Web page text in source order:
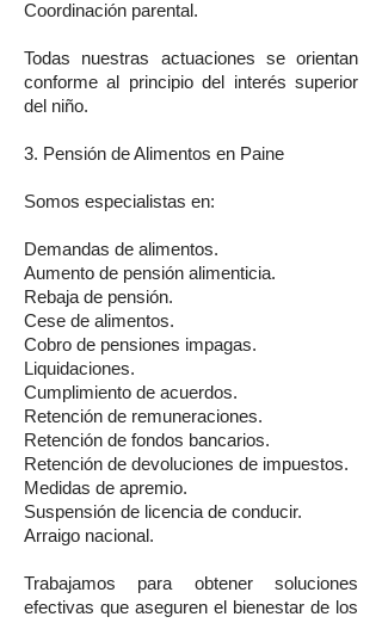
Coordinación parental.
Todas nuestras actuaciones se orientan
conforme al principio del interés superior
del niño.
3. Pensión de Alimentos en Paine
Somos especialistas en:
Demandas de alimentos.
Aumento de pensión alimenticia.
Rebaja de pensión.
Cese de alimentos.
Cobro de pensiones impagas.
Liquidaciones.
Cumplimiento de acuerdos.
Retención de remuneraciones.
Retención de fondos bancarios.
Retención de devoluciones de impuestos.
Medidas de apremio.
Suspensión de licencia de conducir.
Arraigo nacional.
Trabajamos para obtener soluciones
efectivas que aseguren el bienestar de los